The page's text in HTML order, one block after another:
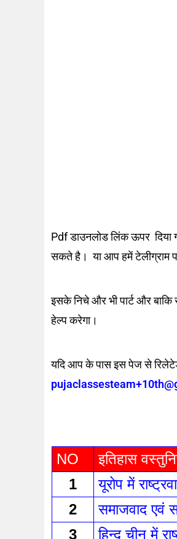
Pdf डाउनलोड लिंक ऊपर
सकते है। या आप हमें टेलीग्राम
इसके निचे और भी पार्ट और
हेल्प करेगा।
यदि आप के पास इस पेज से
NO
इतिहास
1
यूरोप में
2
समाजवाद एवं
3
हिन्द चीन में